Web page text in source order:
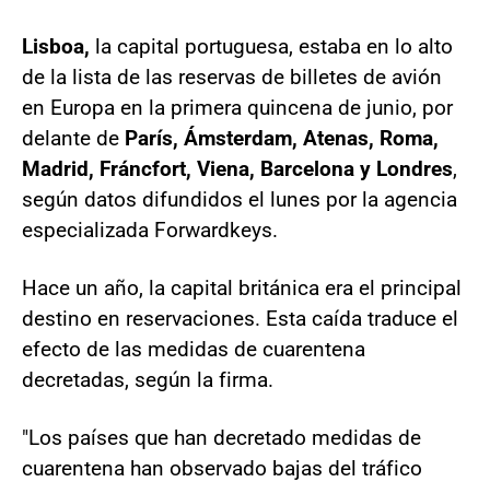
Lisboa, la capital portuguesa, estaba en lo alto
de la lista de las reservas de billetes de avión
en Europa en la primera quincena de junio, por
delante de París, Ámsterdam, Atenas, Roma,
Madrid, Fráncfort, Viena, Barcelona y Londres,
según datos difundidos el lunes por la agencia
especializada Forwardkeys.
Hace un año, la capital británica era el principal
destino en reservaciones. Esta caída traduce el
efecto de las medidas de cuarentena
decretadas, según la firma.
"Los países que han decretado medidas de
cuarentena han observado bajas del tráfico